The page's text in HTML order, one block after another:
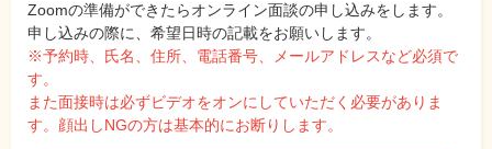
Zoomの準備ができたらオンライン面談の申し込みをします。
申し込みの際に、希望日時の記載をお願いします。
※予約時、氏名、住所、電話番号、メールアドレスなど必須で
す。
また面接時は必ずビデオをオンにしていただく必要がありま
す。顔出しNGの方は基本的にお断りします。